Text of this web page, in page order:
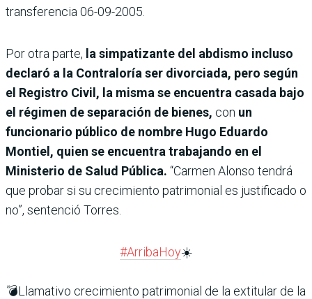
transferencia 06-09-2005.
Por otra parte, la simpatizante del abdismo incluso
declaró a la Contraloría ser divorciada, pero según
el Registro Civil, la misma se encuentra casada bajo
el régimen de separación de bienes, con un
funcionario público de nombre Hugo Eduardo
Montiel, quien se encuentra trabajando en el
Ministerio de Salud Pública. “Carmen Alonso tendrá
que probar si su crecimiento patrimonial es justificado o
no”, sentenció Torres.
#ArribaHoy☀️
💣Llamativo crecimiento patrimonial de la extitular de la